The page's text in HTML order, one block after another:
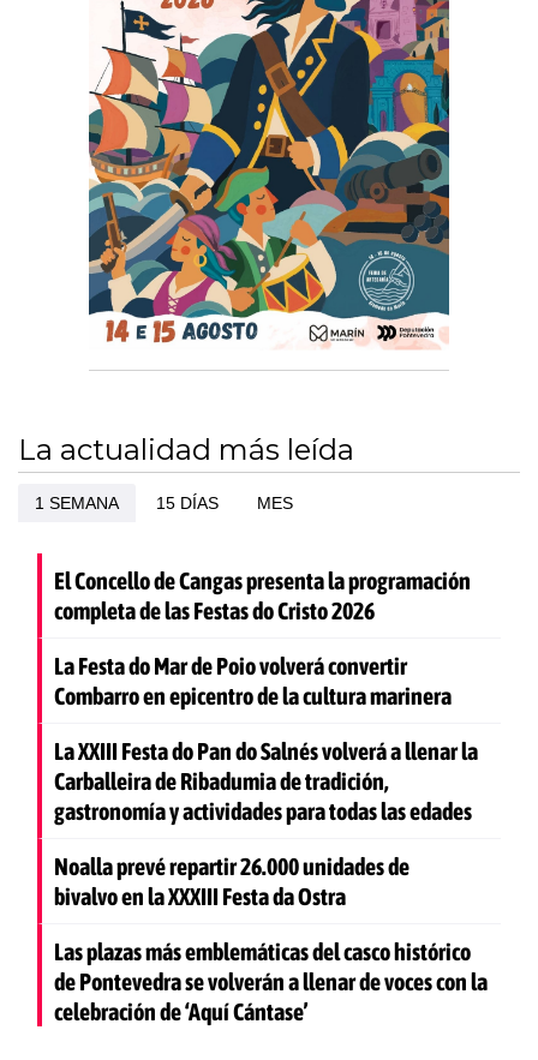
La actualidad más leída
1 SEMANA 15 DÍAS MES
El Concello de Cangas presenta la programación
completa de las Festas do Cristo 2026
La Festa do Mar de Poio volverá convertir
Combarro en epicentro de la cultura marinera
La XXIII Festa do Pan do Salnés volverá a llenar la
Carballeira de Ribadumia de tradición,
gastronomía y actividades para todas las edades
Noalla prevé repartir 26.000 unidades de
bivalvo en la XXXIII Festa da Ostra
Las plazas más emblemáticas del casco histórico
de Pontevedra se volverán a llenar de voces con la
celebración de ‘Aquí Cántase’